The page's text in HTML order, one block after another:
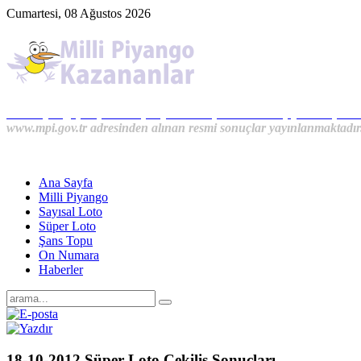
Cumartesi, 08 Ağustos 2026
www.mpi.gov.tr adresinden alınan resmi sonuçlar
Ana Sayfa
Milli Piyango
Sayısal Loto
Süper Loto
Şans Topu
On Numara
Haberler